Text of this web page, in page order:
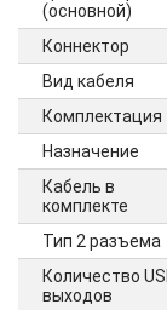
(основной)
Коннектор
Вид кабеля
Комплектация
Назначение
Кабель в
комплекте
Тип 2 разъема
Количество
выходов